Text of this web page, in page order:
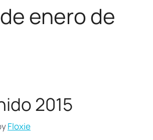
enero de
2015
Floxie